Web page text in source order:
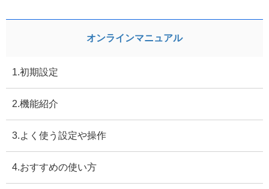
オンラインマニュアル
1.初期設定
2.機能紹介
3.よく使う設定や操作
4.おすすめの使い方